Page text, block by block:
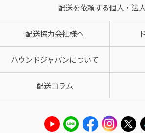
配送を依頼する個人・法
配送協力会社様へ
ハウンドジャパンについて
配送コラム